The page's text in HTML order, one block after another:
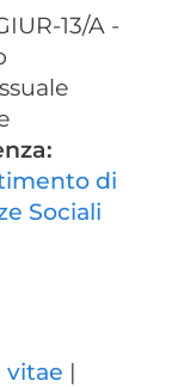
13/A -
di
Sociali
vitae